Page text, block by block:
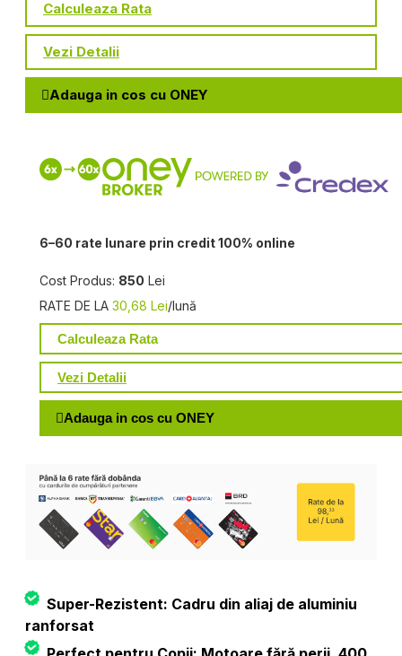
Calculeaza Rata
Vezi Detalii
Adauga in cos cu ONEY
6–60 rate lunare prin credit 100% online
Cost Produs: 850 Lei
RATE DE LA 30,68 Lei/lună
Calculeaza Rata
Vezi Detalii
Adauga in cos cu ONEY
Super-Rezistent: Cadru din aliaj de aluminiu
ranforsat